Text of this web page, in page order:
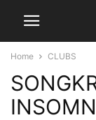
Home CLUBS